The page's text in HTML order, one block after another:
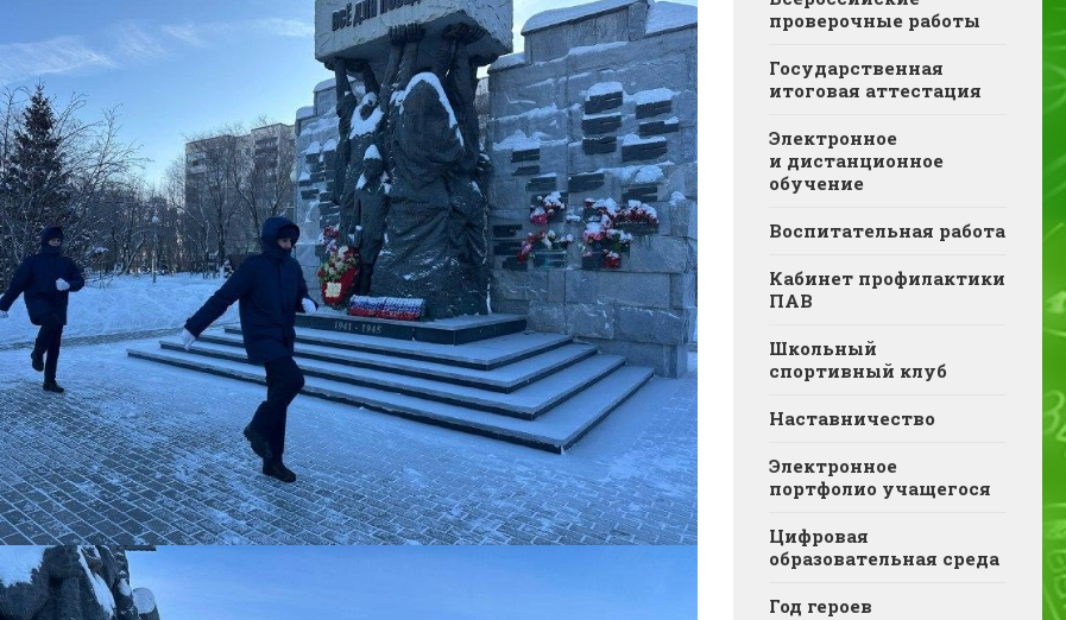
проверочные работы
Государственная
итоговая аттестация
Электронное
и дистанционное
обучение
Воспитательная работа
Кабинет профилактики
ПАВ
Школьный
спортивный клуб
Наставничество
Электронное
портфолио учащегося
Цифровая
образовательная среда
Год героев